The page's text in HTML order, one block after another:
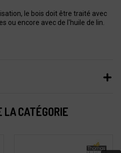
le bois doit être traité avec
ou encore avec de l'huile de lin.
LA CATÉGORIE